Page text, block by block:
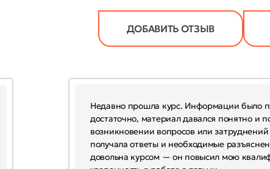
ДОБАВИТЬ ОТЗЫВ
Недавно прошла курс. Информации было
достаточно, материал давался понятно и
возникновении вопросов или
получала ответы и необходимые
довольна курсом — он повысил мою